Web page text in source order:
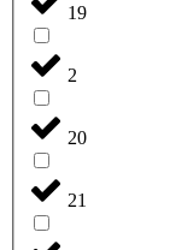
19
2
20
21